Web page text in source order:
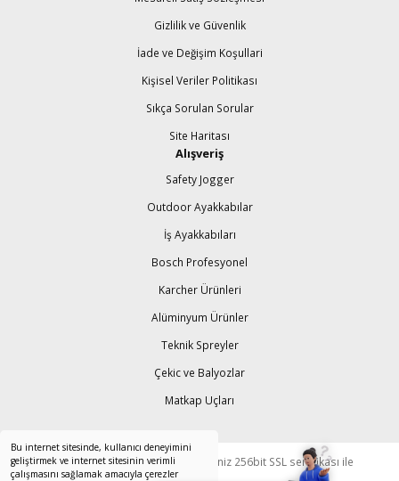
Bu internet sitesinde, kullanıcı deneyimini
geliştirmek ve internet sitesinin verimli
çalışmasını sağlamak amacıyla çerezler
Gizlilik ve Güvenlik
İade ve Değişim Koşullari
Kişisel Veriler Politikası
Sıkça Sorulan Sorular
Site Haritası
Alışveriş
Safety Jogger
Outdoor Ayakkabılar
İş Ayakkabıları
Bosch Profesyonel
Karcher Ürünleri
Alüminyum Ürünler
Teknik Spreyler
Çekic ve Balyozlar
Matkap Uçları
© Tüm Hakları Saklıdır. Kredi kartı bilgileriniz 256bit SSL sertifikası ile